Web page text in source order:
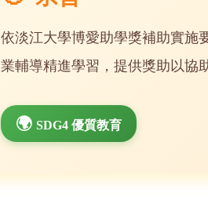
依淡江大學博愛助學獎補助實施
業輔導精進學習，提供獎助以協
SDG4 優質教育